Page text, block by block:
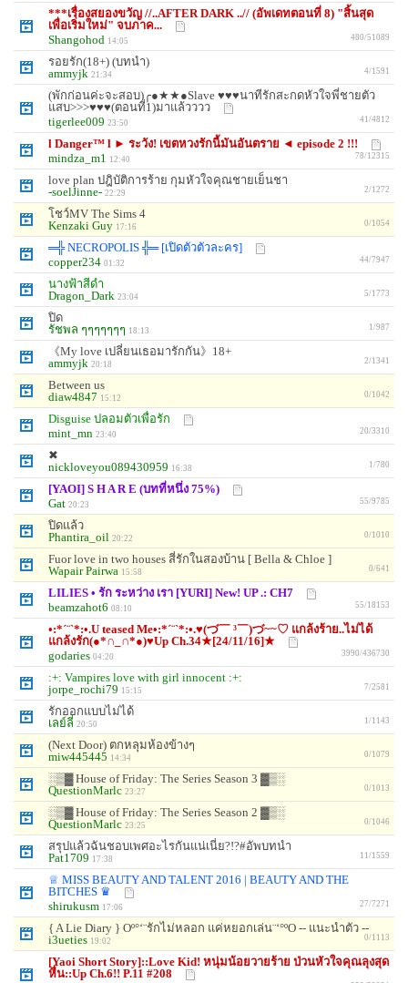
***เรื่องสยองขวัญ //..AFTER DARK ..// (อัพเดทตอนที่ 8) "สิ้นสุด
เพื่อเริ่มใหม่" จบภาค...
Shangohod 14:05 480/51089
รอยรัก(18+) (บทนำ)
ammyjk 21:34 4/1591
(พักก่อนค่ะจะสอบ)╭●★★●Slave ♥♥♥นาทีรักสะกดหัวใจพี่ชายตัว
แสบ>>>♥♥♥(ตอนที่1)มาแล้วววว
tigerlee009 23:50 41/4812
l Danger™ l ► ระวัง! เขตหวงรักนี้มันอันตราย ◄ episode 2 !!!
mindza_m1 12:40 78/12315
love plan ปฎิบัติการร้าย กุมหัวใจคุณชายเย็นชา
-soelJinne- 22:29 2/1272
โชว์MV The Sims 4
Kenzaki Guy 17:16 0/1054
═╬ NECROPOLIS ╬═ [เปิดตัวตัวละคร]
copper234 01:32 44/7947
นางฟ้าสีดำ
Dragon_Dark 23:04 5/1773
ปิด
รัชพล ๆๆๆๆๆๆๆ 18:13 1/987
《My love เปลี่ยนเธอมารักกัน》18+
ammyjk 20:18 2/1341
Between us
diaw4847 15:12 0/1042
Disguise ปลอมตัวเพื่อรัก
mint_mn 23:40 20/3310
✖
nickloveyou089430959 16:38 1/780
[YAOI] S H A R E (บทที่หนึ่ง 75%)
Gat 20:23 55/9785
ปิดแล้ว
Phantira_oil 20:22 0/1010
Fuor love in two houses สี่รักในสองบ้าน [ Bella & Chloe ]
Wapair Pairwa 15:58 0/641
LILIES • รัก ระหว่าง เรา [YURI] New! UP .: CH7
beamzahot6 08:10 55/18153
•:*´¨`*:•.U teased Me•:*´¨`*:•.♥(づ￣ ³￣)づ~~♡ แกล้งร้าย..ไม่ได้
แกล้งรัก(●*∩_∩*●)♥Up Ch.34★[24/11/16]★
godaries 04:20 3990/436730
:+: Vampires love with girl innocent :+:
jorpe_rochi79 15:15 7/2581
รักออกแบบไม่ได้
เลย์ลี่ 20:50 1/1143
(Next Door) ตกหลุมห้องข้างๆ
miw445445 14:34 0/1079
░▒▓ House of Friday: The Series Season 3 ▓▒░
QuestionMarlc 23:27 0/1013
░▒▓ House of Friday: The Series Season 2 ▓▒░
QuestionMarlc 23:25 0/1046
สรุปแล้วฉันชอบเพศอะไรกันแน่เนี่ย?!?#อัพบทนำ
Pat1709 17:38 11/1559
♕ MISS BEAUTY AND TALENT 2016 | BEAUTY AND THE
BITCHES ♛
shirukusm 17:06 27/7271
{ A Lie Diary } Oº°‘¨รักไม่หลอก แค่หยอกเล่น¨‘°ºO -- แนะนำตัว --
i3ueties 19:02 0/1113
[Yaoi Short Story]::Love Kid! หนุ่มน้อยวายร้าย ป่วนหัวใจคุณลุงสุด
หื่น::Up Ch.6!! P.11 #208